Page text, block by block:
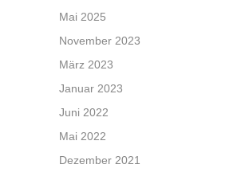
Mai 2025
November 2023
März 2023
Januar 2023
Juni 2022
Mai 2022
Dezember 2021